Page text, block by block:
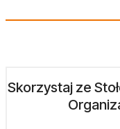
Skorzystaj ze